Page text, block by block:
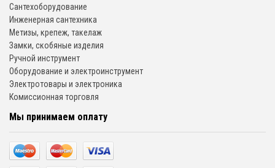
Сантехоборудование
Инженерная сантехника
Метизы, крепеж, такелаж
Замки, скобяные изделия
Ручной инструмент
Оборудование и электроинструмент
Электротовары и электроника
Комиссионная торговля
Мы принимаем оплату